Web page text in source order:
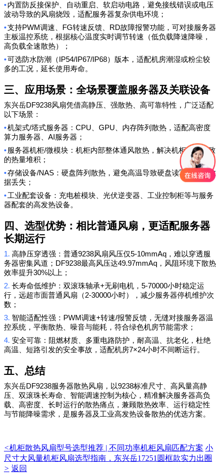
•内置防反接保护、自动重启、软启动电路，避免接线错误或电压
波动导致的风扇烧毁，适配服务器复杂供电环境；
•支持PWM调速、 FG转速反馈、 RD故障报警功能，可对接服务器
主板温控系统，根据核心温度实时调节转速（低负载降速降噪，
高负载全速散热）；
•可选防水防潮（IP54/IP67/IP68）版本，适配机房潮湿或粉尘较
多的工况，延长使用寿命。
三、应用场景：全场景覆盖服务器及关联设备
东兴岳DF9238风扇凭借高静压、强散热、高可靠特性，广泛适配
以下场景：
•机架式/塔式服务器： CPU GPU 、内存阵列散热，适配高密度
算力服务器、 AI 服务器；
• 服务器机柜/微模块：机柜内部整体通风散热，解决机柜堆叠导致
的热量堆积；
•存储设备/NAS ：硬盘阵列散热，避免高温导致硬盘读写故障、数
据丢失；
•工业配套设备：充电桩模块、光伏逆变器、工业控制柜等与服务
器配套的高发热设备。
四、选型优势：相比普通风扇，更适配服务器
长期运行
1. 高静压穿透强：普通9238风扇风压仅5-10mmAq ，难以穿透服
务器密集风道； DF9238最高风压达49.97mmAq ，风阻环境下散热
效率提升30%以上；
2. 长寿命低维护：双滚珠轴承+无刷电机， 5-70000小时稳定运
行，远超市面普通风扇（2-30000小时），减少服务器停机维护次
数；
3. 智能适配性强： PWM调速+转速/报警反馈，无缝对接服务器温
控系统，平衡散热、噪音与能耗，符合绿色机房节能需求；
4. 安全可靠：阻燃材质、多重电路防护，耐高温、抗老化，杜绝
高温、短路引发的安全事故，适配机房7×24小时不间断运行。
五、总结
东兴岳DF9238服务器散热风扇，以9238标准尺寸、高风量高静
压、双滚珠长寿命、智能调速控制为核心，精准解决服务器高负
载、高密度、长时运行的散热痛点，兼顾散热效率、运行稳定性
与节能降噪需求，是服务器及工业高发热设备散热的优选方案。
<机柜散热风扇型号选型推荐 | 不同功率机柜风扇匹配方案 小
尺寸大风量机柜风扇选型指南，东兴岳17251圆框款实力出圈
> 返回